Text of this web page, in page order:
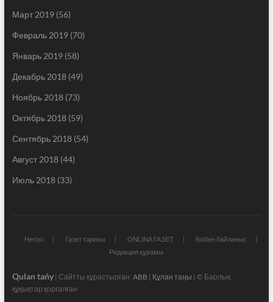
Март 2019(56)
Февраль 2019(70)
Январь 2019(58)
Декабрь 2018(49)
Ноябрь 2018(73)
Октябрь 2018(59)
Сентябрь 2018(54)
Август 2018(44)
Июль 2018(33)
Негізгі Газет тарихы ONLINA ГАЗЕТ
Бізбен байланыс
Редакция құрамы
Qulan tańy| Сайтты құрастырған: ABB | Құлан таңы | © Барлық
құқықтар қорғалған